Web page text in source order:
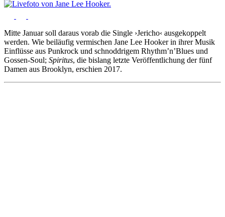
Mitte Januar soll daraus vorab die Single ›Jericho‹ ausgekoppelt
werden. Wie beiläufig vermischen Jane Lee Hooker in ihrer Musik
Einflüsse aus Punkrock und schnoddrigem Rhythm’n’Blues und
Gossen-Soul; Spiritus, die bislang letzte Veröffentlichung der fünf
Damen aus Brooklyn, erschien 2017.